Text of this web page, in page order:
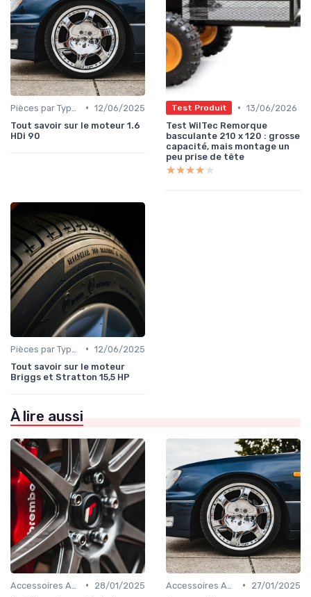
• 12/06/2025
Tout savoir sur le moteur 1.6
HDi 90
Test Produit • 13/06/2026
Test WilTec Remorque
basculante 210 x 120 : grosse
capacité, mais montage un
peu prise de tête
★★★★★
★★★★★
• 12/06/2025
Tout savoir sur le moteur
Briggs et Stratton 15,5 HP
À lire aussi
•
28/01/2025
•
27/01/2025